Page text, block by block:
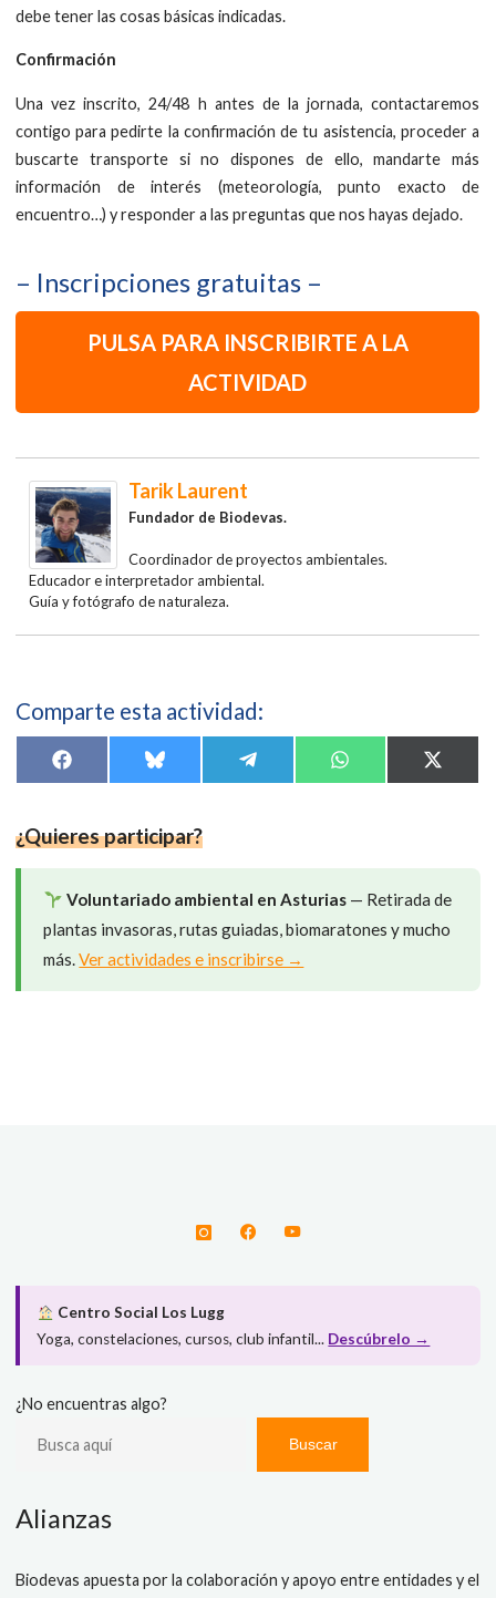
debe tener las cosas básicas indicadas.
Confirmación
Una vez inscrito, 24/48 h antes de la jornada, contactaremos
contigo para pedirte la confirmación de tu asistencia, proceder a
buscarte transporte si no dispones de ello, mandarte más
información de interés (meteorología, punto exacto de
encuentro…) y responder a las preguntas que nos hayas dejado.
– Inscripciones gratuitas –
PULSA PARA INSCRIBIRTE A LA
ACTIVIDAD
Tarik Laurent
Fundador de Biodevas.
Coordinador de proyectos ambientales.
Educador e interpretador ambiental.
Guía y fotógrafo de naturaleza.
Comparte esta actividad:
Compartir
en
F
a
b
o
Compartir
en
B
l
s
k
Compartir
en
e
Compartir
en
h
en
(
)
¿Quieres participar?
Voluntariado ambiental en Asturias— Retirada de
plantas invasoras, rutas guiadas, biomaratones y mucho
más.Ver actividades e inscribirse →
Centro Social Los Lugg
Yoga, constelaciones, cursos, club infantil... Descúbrelo →
¿No encuentras algo?
Buscar
Alianzas
Biodevas apuesta por la colaboración y apoyo entre entidades y el